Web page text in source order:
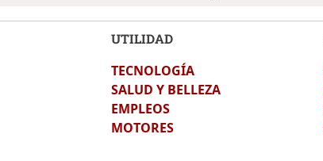
UTILIDAD
TECNOLOGÍA
SALUD Y BELLEZA
EMPLEOS
MOTORES